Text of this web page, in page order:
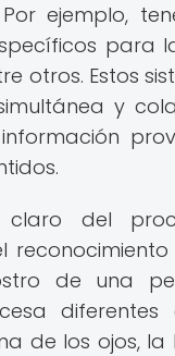
ejemplo,
para
otros. Estos
y
claro del
de una
diferentes
de los ojos, la